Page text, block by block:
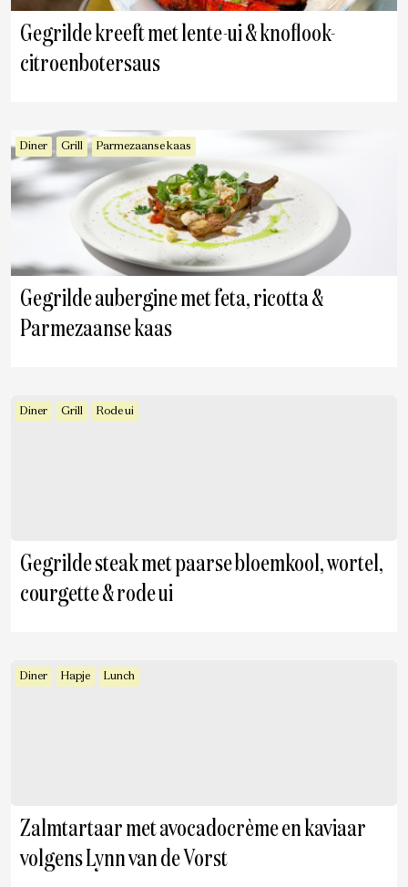
Gegrilde kreeft met lente-ui & knoflook-
citroenbotersaus
Diner Grill Parmezaanse kaas
Gegrilde aubergine met feta, ricotta &
Parmezaanse kaas
Diner Grill Rode ui
Gegrilde steak met paarse bloemkool, wortel,
courgette & rode ui
Diner Hapje Lunch
Zalmtartaar met avocadocrème en kaviaar
volgens Lynn van de Vorst